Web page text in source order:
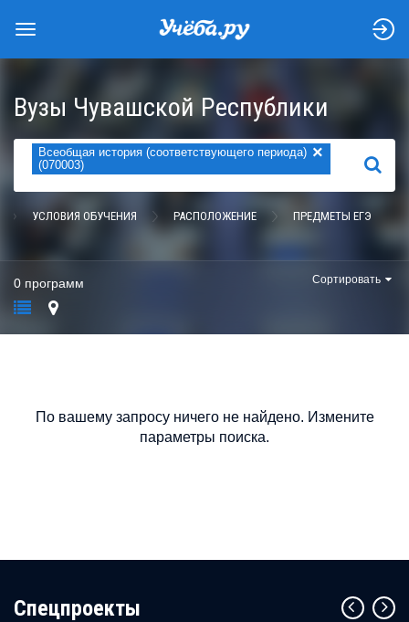
Вузы Чувашской Республики
Всеобщая история (соответствующего периода)
(070003)
×
НАЙТИ
УСЛОВИЯ ОБУЧЕНИЯ РАСПОЛОЖЕНИЕ ПРЕДМЕТЫ ЕГЭ
0 программ Сортировать
По вашему запросу ничего не найдено. Измените
параметры поиска.
Cпецпроекты